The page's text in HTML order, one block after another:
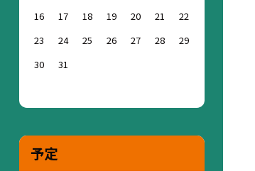
16
17 18 19 20 21
22
23
24 25 26 27 28
29
30
31
予定